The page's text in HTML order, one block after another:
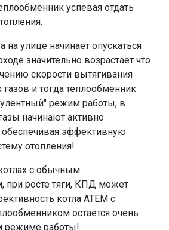
успевая отдать
на улице начинает опускаться
значительно возрастает что
скорости вытягивания
и тогда теплообменник
режим работы, в
начинают активно
эффективную
отопления!
с обычным
при росте тяги, КПД может
котла АТЕМ с
остается очень
режиме работы!